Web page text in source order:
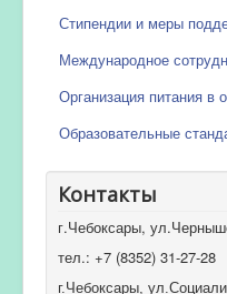
Стипендии и меры
Международное
Организация питания в
Образовательные
Контакты
г.Чебоксары,
тел.: +7 (8352) 31-27-28
г.Чебоксары,